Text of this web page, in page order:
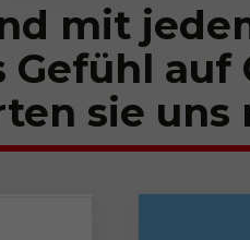
mit
Gefühl
sie uns